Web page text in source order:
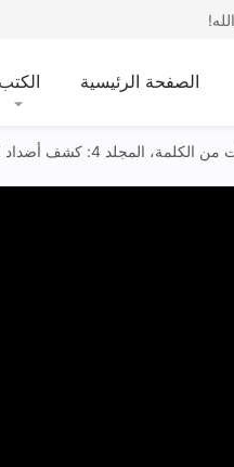
الصفحة الرئيسية الكتب
المجلد 4: كشف أضداد المسيح